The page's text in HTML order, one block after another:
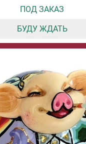
ПОД ЗАКАЗ
БУДУ ЖДАТЬ